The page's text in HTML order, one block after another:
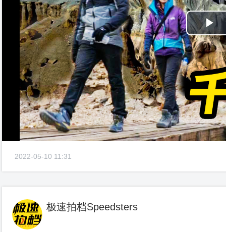
2022-05-10 11:31
极速拍档Speedsters